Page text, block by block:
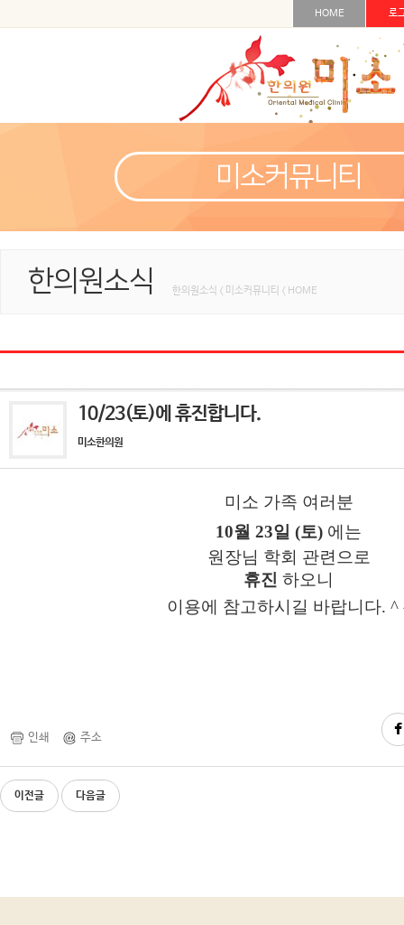
HOME 로
미소커뮤니티
한의원소식 한의원소식 < 미소커뮤니티 < HOME
10/23(토)에 휴진합니다.
미소한의원
미소 가족 여러분
10월 23일 (토) 에는
원장님 학회 관련으로
휴진 하오니
이용에 참고하시길 바랍니다. ^
인쇄 주소
이전글 다음글